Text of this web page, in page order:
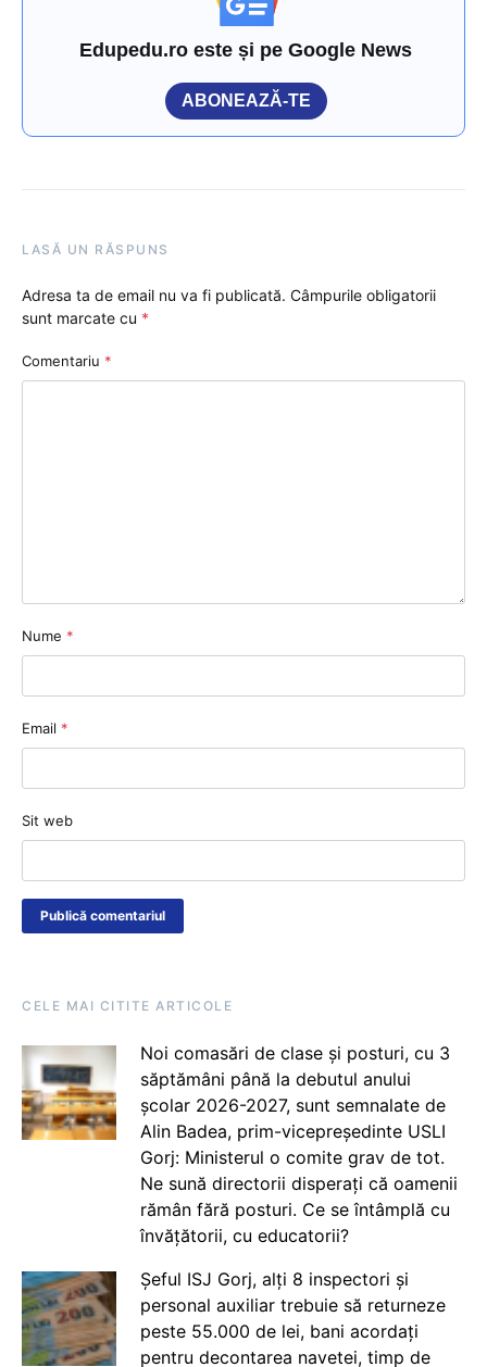
Edupedu.ro este și pe Google News
ABONEAZĂ-TE
LASĂ UN RĂSPUNS
Adresa ta de email nu va fi publicată. Câmpurile obligatorii
sunt marcate cu *
Comentariu *
Nume *
Email *
Sit web
CELE MAI CITITE ARTICOLE
Noi comasări de clase și posturi, cu 3
săptămâni până la debutul anului
școlar 2026-2027, sunt semnalate de
Alin Badea, prim-vicepreședinte USLI
Gorj: Ministerul o comite grav de tot.
Ne sună directorii disperați că oamenii
rămân fără posturi. Ce se întâmplă cu
învățătorii, cu educatorii?
Șeful ISJ Gorj, alți 8 inspectori și
personal auxiliar trebuie să returneze
peste 55.000 de lei, bani acordați
pentru decontarea navetei, timp de